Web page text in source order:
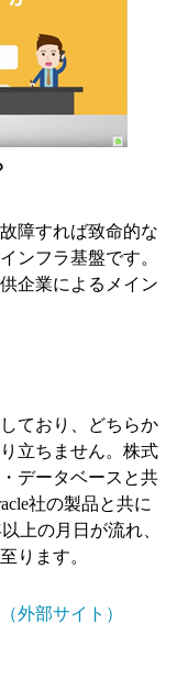
障すれば致命的な
ンフラ基盤です。
企業によるメイン
ており、どちらか
立ちません。株式
データベースと共
社の製品と共に
上の月日が流れ、
ります。
外部サイト）